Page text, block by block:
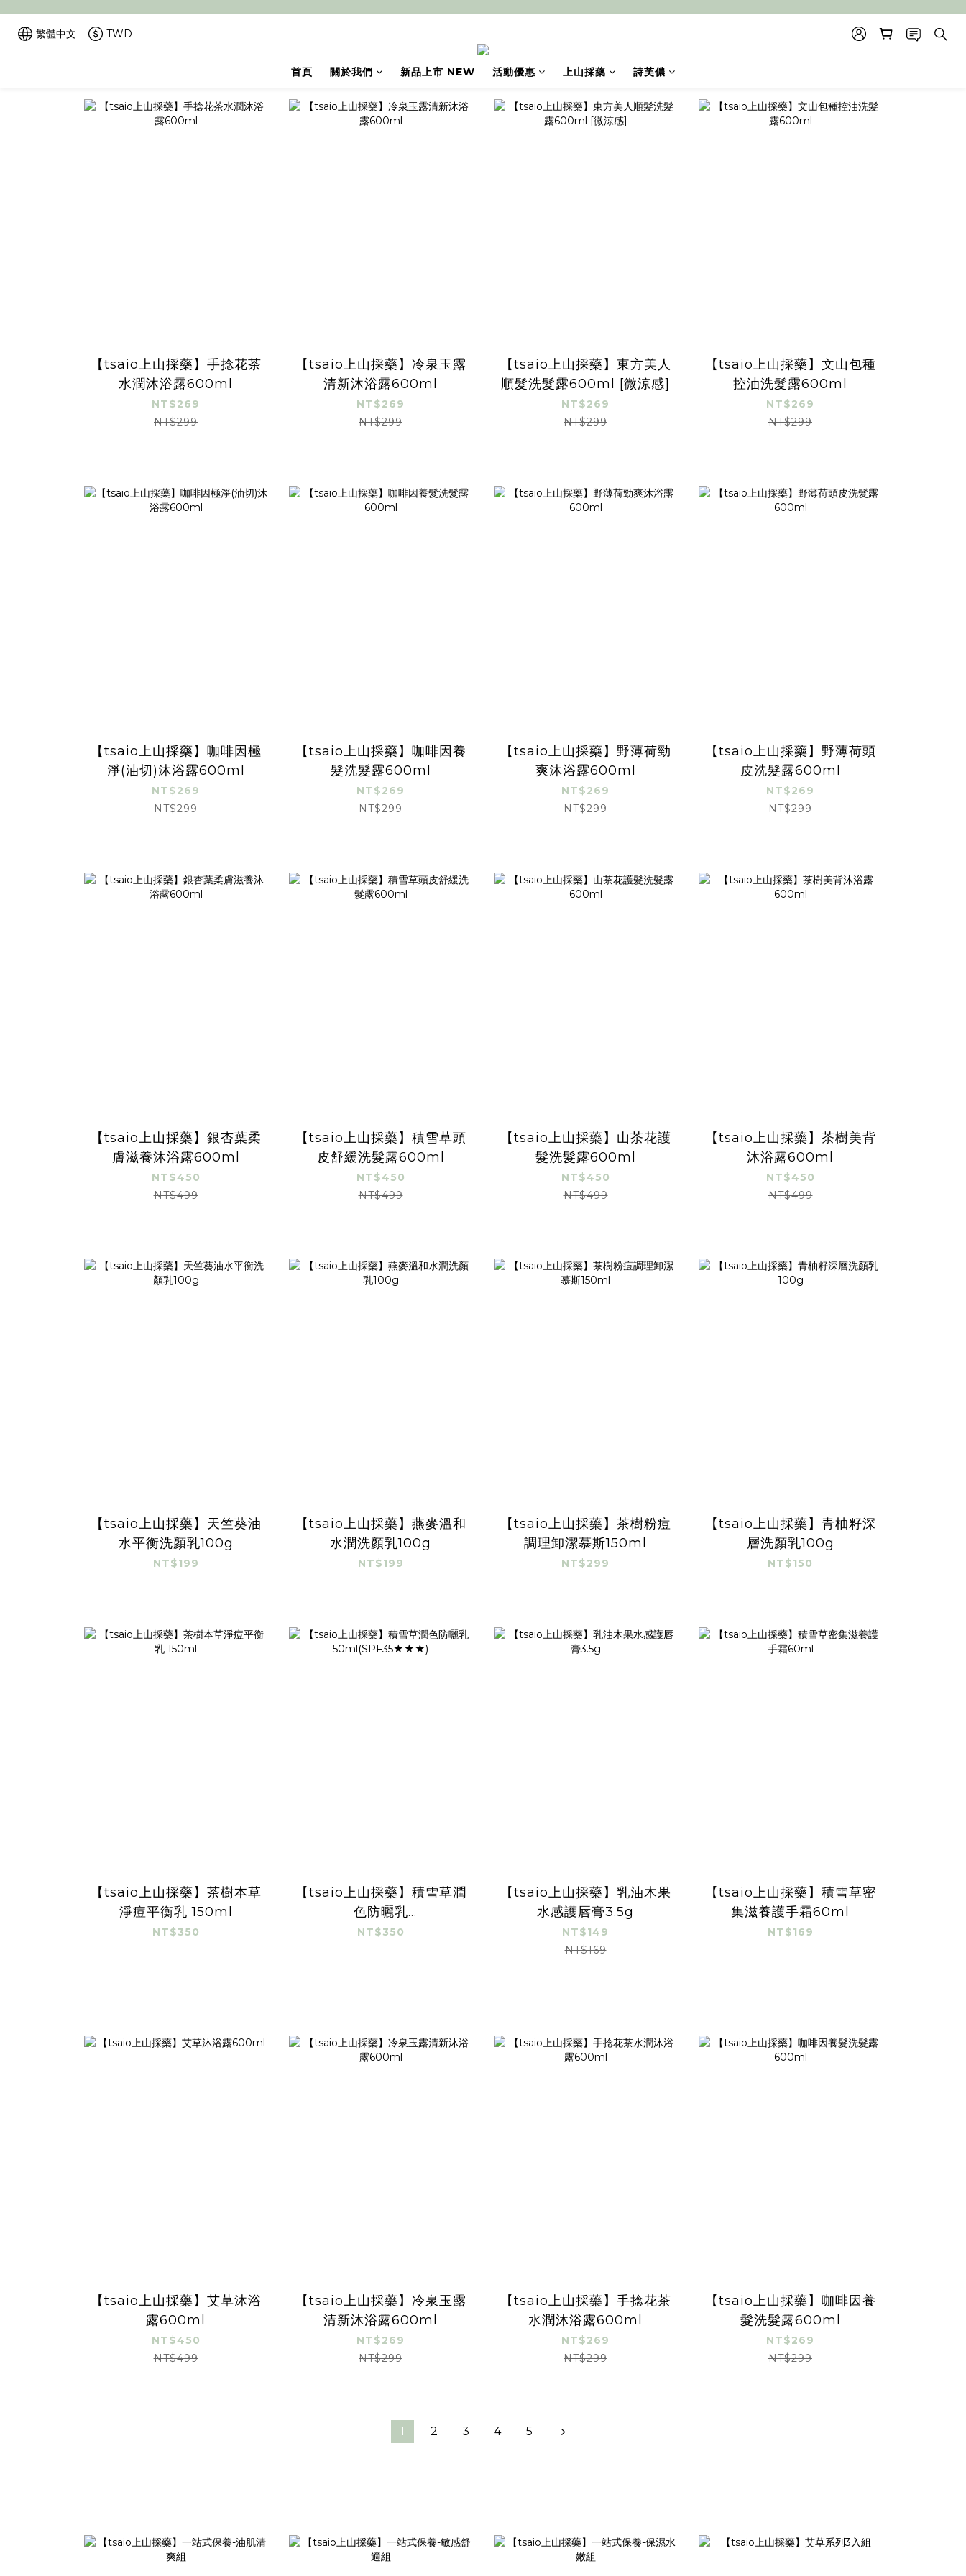
繁體中文 TWD
首頁 關於我們 新品上市 NEW 活動優惠 上山採藥 詩芙儂
【tsaio上山採藥】手捻花茶
水潤沐浴露600ml
NT$269
NT$299
【tsaio上山採藥】冷泉玉露
清新沐浴露600ml
NT$269
NT$299
【tsaio上山採藥】東方美人
順髮洗髮露600ml [微涼感]
NT$269
NT$299
【tsaio上山採藥】文山包種
控油洗髮露600ml
NT$269
NT$299
【tsaio上山採藥】咖啡因極
淨(油切)沐浴露600ml
NT$269
NT$299
【tsaio上山採藥】咖啡因養
髮洗髮露600ml
NT$269
NT$299
【tsaio上山採藥】野薄荷勁
爽沐浴露600ml
NT$269
NT$299
【tsaio上山採藥】野薄荷頭
皮洗髮露600ml
NT$269
NT$299
【tsaio上山採藥】銀杏葉柔
膚滋養沐浴露600ml
NT$450
NT$499
【tsaio上山採藥】積雪草頭
皮舒緩洗髮露600ml
NT$450
NT$499
【tsaio上山採藥】山茶花護
髮洗髮露600ml
NT$450
NT$499
【tsaio上山採藥】茶樹美背
沐浴露600ml
NT$450
NT$499
【tsaio上山採藥】天竺葵油
水平衡洗顏乳100g
NT$199
【tsaio上山採藥】燕麥溫和
水潤洗顏乳100g
NT$199
【tsaio上山採藥】茶樹粉痘
調理卸潔慕斯150ml
NT$299
【tsaio上山採藥】青柚籽深
層洗顏乳100g
NT$150
【tsaio上山採藥】茶樹本草
淨痘平衡乳 150ml
NT$350
【tsaio上山採藥】積雪草潤
色防曬乳
50ml(SPF35★★★)
NT$350
【tsaio上山採藥】乳油木果
水感護唇膏3.5g
NT$149
NT$169
【tsaio上山採藥】積雪草密
集滋養護手霜60ml
NT$169
【tsaio上山採藥】艾草沐浴
露600ml
NT$450
NT$499
【tsaio上山採藥】冷泉玉露
清新沐浴露600ml
NT$269
NT$299
【tsaio上山採藥】手捻花茶
水潤沐浴露600ml
NT$269
NT$299
【tsaio上山採藥】咖啡因養
髮洗髮露600ml
NT$269
NT$299
1 2 3 4 5